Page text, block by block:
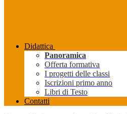
Didattica
Panoramica
Offerta formativa
I progetti delle classi
Iscrizioni primo anno
Libri di Testo
Contatti